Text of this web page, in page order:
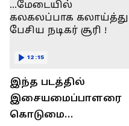
இந்த படத்தில்
இசையமைப்பாளரை
கொடுமை
12:15